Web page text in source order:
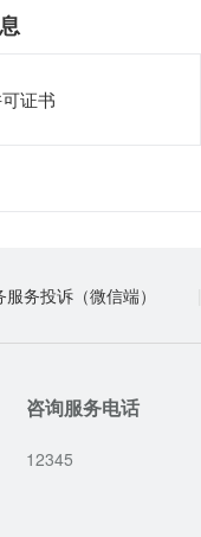
证书
务投诉（微信端）
咨询服务电话
12345